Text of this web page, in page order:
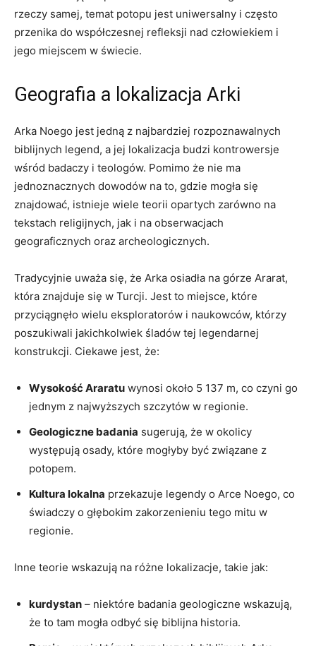
rzeczy ⁤samej, temat potopu ‌jest uniwersalny i często
⁣przenika do współczesnej ⁢refleksji nad ⁤człowiekiem ​i
jego miejscem w ‌świecie.
Geografia a lokalizacja Arki
Arka⁢ Noego‍ jest jedną z ⁢najbardziej rozpoznawalnych
biblijnych legend, a jej ​lokalizacja budzi‌ kontrowersje
wśród badaczy i teologów. Pomimo​ że nie ma
⁢jednoznacznych dowodów na to, gdzie mogła się
znajdować, istnieje ⁤wiele‌ teorii opartych ‌zarówno na
tekstach religijnych,⁢ jak⁢ i⁣ na ⁤obserwacjach
geograficznych ‌oraz archeologicznych.
Tradycyjnie‍ uważa się, że‍ Arka osiadła na górze Ararat,
która znajduje ⁤się w Turcji. Jest to miejsce, które
przyciągnęło wielu eksploratorów i⁣ naukowców, którzy
poszukiwali‌ jakichkolwiek⁣ śladów tej legendarnej
konstrukcji. Ciekawe jest,​ że:
Wysokość Araratu wynosi około 5⁣ 137 m, co czyni go
jednym​ z najwyższych ⁢szczytów w‌ regionie.
Geologiczne badania sugerują, ‍że ​w okolicy
występują ⁣osady, które mogłyby być związane z‌
potopem.
Kultura ⁤lokalna przekazuje legendy ⁢o Arce ‌Noego, ⁢co
świadczy o głębokim zakorzenieniu tego mitu​ w‍
regionie.
Inne teorie wskazują na różne lokalizacje, takie jak:
kurdystan – niektóre badania geologiczne ⁤wskazują,
że to tam mogła odbyć się biblijna historia.